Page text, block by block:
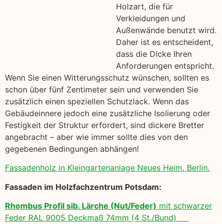
Holzart, die für
Verkleidungen und
Außenwände benutzt wird.
Daher ist es entscheident,
dass die Dicke Ihren
Anforderungen entspricht.
Wenn Sie einen Witterungsschutz wünschen, sollten es
schon über fünf Zentimeter sein und verwenden Sie
zusätzlich einen speziellen Schutzlack. Wenn das
Gebäudeinnere jedoch eine zusätzliche Isolierung oder
Festigkeit der Struktur erfordert, sind dickere Bretter
angebracht – aber wie immer sollte dies von den
gegebenen Bedingungen abhängen!
Fassadenholz in Kleingartenanlage Neues Heim, Berlin.
Fassaden im Holzfachzentrum Potsdam:
Rhombus Profil sib. Lärche (Nut/Feder) mit schwarzer
Feder RAL 9005 Deckmaß 74mm (4 St./Bund)